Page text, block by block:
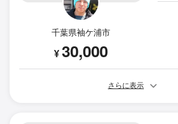
千葉県袖ケ浦市
¥30,000
さらに表示